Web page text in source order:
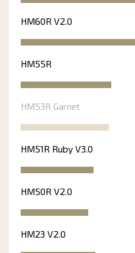
HM60R V2.0
HM55R
HM53R Garnet
HM51R Ruby V3.0
HM50R V2.0
HM23 V2.0